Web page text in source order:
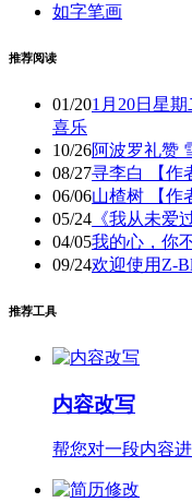
如字笔画
推荐阅读
01/201月20日星
喜乐
10/26阿波罗礼赞
08/27寻李白 【作
06/06山楂树 【作
05/24 《我从未爱
04/05我的心，你
09/24欢迎使用Z-
推荐工具
内容改写
帮您对一段内容